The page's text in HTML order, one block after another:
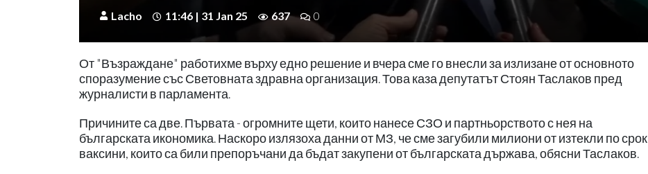
Lacho 11:46 | 31 Jan 25 637 0
От "Възраждане" работихме върху едно решение и вчера сме го внесли за излизане от основното
споразумение със Световната здравна организация. Това каза депутатът Стоян Таслаков пред
журналисти в парламента.
Причините са две. Първата - огромните щети, които нанесе СЗО и партньорството с нея на
българската икономика. Наскоро излязоха данни от МЗ, че сме загубили милиони от изтекли по срок
ваксини, които са били препоръчани да бъдат закупени от българската държава, обясни Таслаков.